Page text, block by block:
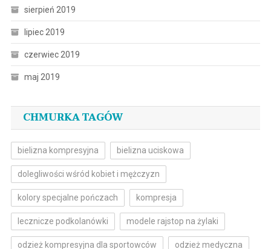
sierpień 2019
lipiec 2019
czerwiec 2019
maj 2019
CHMURKA TAGÓW
bielizna kompresyjna bielizna uciskowa
dolegliwości wśród kobiet i mężczyzn
kolory specjalne pończach kompresja
lecznicze podkolanówki modele rajstop na żylaki
odzież kompresyjna dla sportowców odzież medyczna